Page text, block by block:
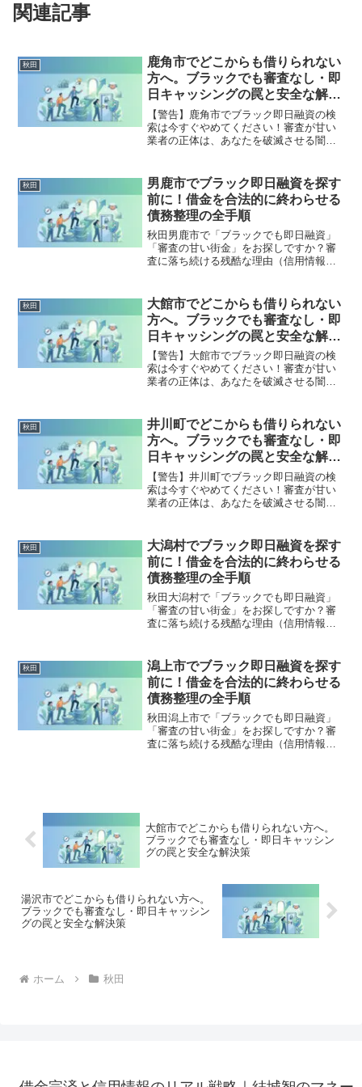
関連記事
秋田
鹿角市でどこからも借りられない
方へ。ブラックでも審査なし・即
日キャッシングの罠と安全な解決
策
【警告】鹿角市でブラック即日融資の検
索は今すぐやめてください！審査が甘い
業者の正体は、あなたを破滅させる闇金
市で違法業者を避け、借金地獄から抜け
出した方々の実体験と確実な解決策を完
全公開。
秋田
男鹿市でブラック即日融資を探す
前に！借金を合法的に終わらせる
債務整理の全手順
秋田男鹿市で「ブラックでも即日融資」
「審査の甘い街金」をお探しですか？審
査に落ち続ける残酷な理由（信用情報と
底解説。多重債務の地獄から抜け出し、
合法的に借金を減額・免除する「債務整
理」の正しい知識と、今すぐ督促を止め
る無料相談窓口をご案内します。
秋田
大館市でどこからも借りられない
方へ。ブラックでも審査なし・即
日キャッシングの罠と安全な解決
策
【警告】大館市でブラック即日融資の検
索は今すぐやめてください！審査が甘い
業者の正体は、あなたを破滅させる闇金
市で違法業者を避け、借金地獄から抜け
出した方々の実体験と確実な解決策を完
全公開。
秋田
井川町でどこからも借りられない
方へ。ブラックでも審査なし・即
日キャッシングの罠と安全な解決
策
【警告】井川町でブラック即日融資の検
索は今すぐやめてください！審査が甘い
業者の正体は、あなたを破滅させる闇金
町で違法業者を避け、借金地獄から抜け
出した方々の実体験と確実な解決策を完
全公開。
秋田
大潟村でブラック即日融資を探す
前に！借金を合法的に終わらせる
債務整理の全手順
秋田大潟村で「ブラックでも即日融資」
「審査の甘い街金」をお探しですか？審
査に落ち続ける残酷な理由（信用情報と
底解説。多重債務の地獄から抜け出し、
合法的に借金を減額・免除する「債務整
理」の正しい知識と、今すぐ督促を止め
る無料相談窓口をご案内します。
秋田
潟上市でブラック即日融資を探す
前に！借金を合法的に終わらせる
債務整理の全手順
秋田潟上市で「ブラックでも即日融資」
「審査の甘い街金」をお探しですか？審
査に落ち続ける残酷な理由（信用情報と
る無料相談窓口をご案内します。
大館市でどこからも借りられない方へ。
ブラックでも審査なし・即日キャッシン
グの罠と安全な解決策
湯沢市でどこからも借りられない方へ。
ブラックでも審査なし・即日キャッシン
グの罠と安全な解決策
ホーム 秋田